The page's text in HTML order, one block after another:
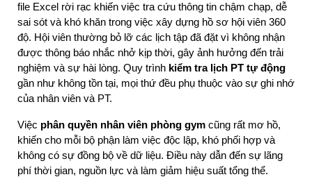
file Excel rời rạc khiến việc tra cứu thông tin chậm chạp, dễ
sai sót và khó khăn trong việc xây dựng hồ sơ hội viên 360
độ. Hội viên thường bỏ lỡ các lịch tập đã đặt vì không nhận
được thông báo nhắc nhở kịp thời, gây ảnh hưởng đến trải
nghiệm và sự hài lòng. Quy trình kiểm tra lịch PT tự động
gần như không tồn tại, mọi thứ đều phụ thuộc vào sự ghi nhớ
của nhân viên và PT.
Việc phân quyền nhân viên phòng gym cũng rất mơ hồ,
khiến cho mỗi bộ phận làm việc độc lập, khó phối hợp và
không có sự đồng bộ về dữ liệu. Điều này dẫn đến sự lãng
phí thời gian, nguồn lực và làm giảm hiệu suất tổng thể.